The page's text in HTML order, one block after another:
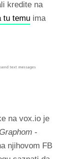
kredite na
tu temuima
na vox.io je
-
njihovom FB